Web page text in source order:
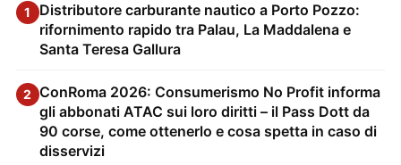
1
Distributore carburante nautico a Porto Pozzo:
rifornimento rapido tra Palau, La Maddalena e
Santa Teresa Gallura
2 ConRoma 2026: Consumerismo No Profit informa
gli abbonati ATAC sui loro diritti – il Pass Dott da
90 corse, come ottenerlo e cosa spetta in caso di
disservizi